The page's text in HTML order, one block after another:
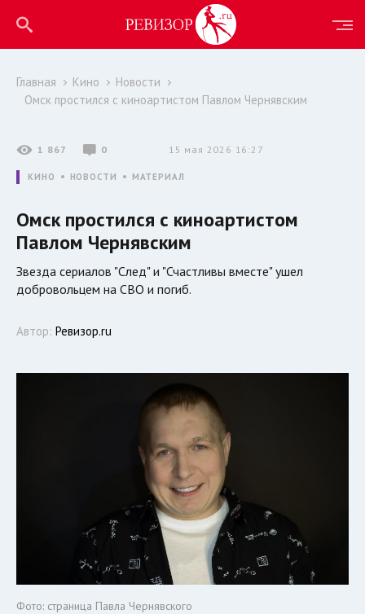
Главная Кино
Новости
Омск простился с киноартистом Павлом Чернявским
1 867 0 15 мая 2026 16:27
КИНО НОВОСТИ МАТЕРИАЛ
Омск простился с киноартистом
Павлом Чернявским
Звезда сериалов "След" и "Счастливы вместе" ушел
добровольцем на СВО и погиб.
Автор: Ревизор.ru
Фото: страница Павла Чернявского